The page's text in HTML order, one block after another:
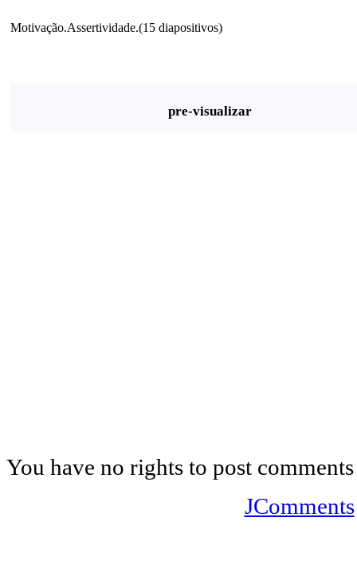
Motivação.Assertividade.(15 diapositivos)
pre-visualizar
You have no rights to post comments
JComments